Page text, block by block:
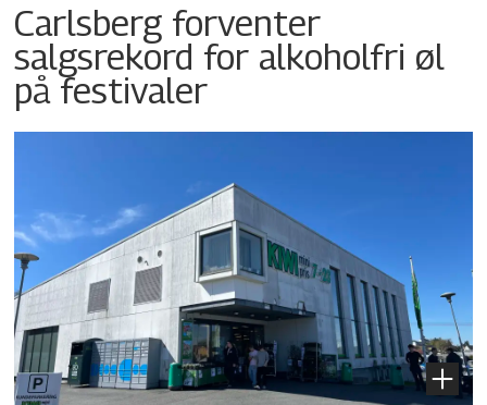
Carlsberg forventer
salgsrekord for alkoholfri øl
på festivaler